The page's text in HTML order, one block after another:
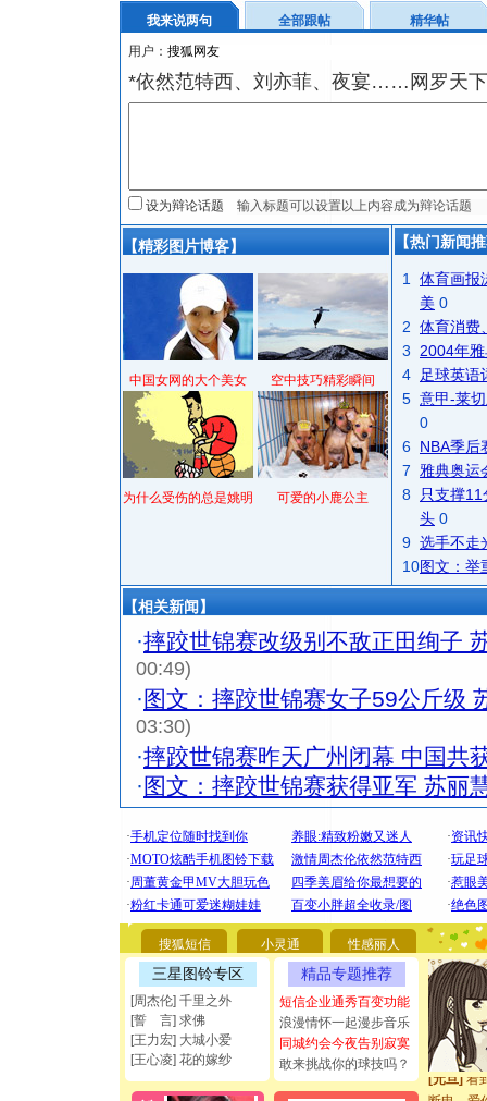
我来说两句 全部跟帖
精华帖
用户：
*依然范特西、刘亦菲、夜宴……网罗天
设为辩论话题
【精彩图片博客】
中国女网的大个美女 空中技巧精彩瞬间
为什么受伤的总是姚明 可爱的小鹿公主
【热门新闻
1
体育画报
美 0
2 体育消费
3
2004年
4
足球英语
5 意甲-莱
0
6 NBA季后
7
雅典奥运
8
只支撑
头 0
9 选手不走
10图文：举
【相关新闻】
·摔跤世锦赛改级别不敌正田绚子
00:49)
· 图文：摔跤世锦赛女子59公斤级
03:30)
·摔跤世锦赛昨天广州闭幕 中国共
· 图文：摔跤世锦赛获得亚军 苏丽
搜狐短信 小灵通 性感丽人
三星图铃专区
[周杰伦] 千里之外
[誓 言] 求佛
[王力宏] 大城小爱
[王心凌] 花的嫁纱
精品专题推荐
短信企业通秀百变功能
浪漫情怀一起漫步音乐
同城约会今夜告别寂寞
敢来挑战你的球技吗？
[圣诞节]
要平安
[圣诞节]
能正大光
都要快乐
[圣诞节]
如意,快
[元旦]看
断电。爱